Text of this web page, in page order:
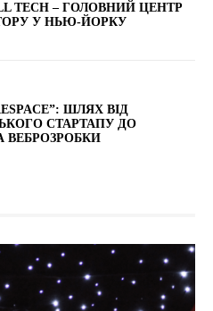
TECH – ГОЛОВНИЙ ЦЕНТР
У НЬЮ-ЙОРКУ
ШЛЯХ ВІД
СТАРТАПУ ДО
ВЕБРОЗРОБКИ